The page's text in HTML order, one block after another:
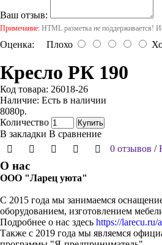
Ваш отзыв:
Примечание: HTML разметка не поддерживается!
Оценка: Плохо
Кресло РК 190
Код товара: 26018-26
Наличие: Есть в наличии
8080р.
Количество
Купить
В закладки В сравнение
0 отзывов /
О нас
ООО "Ларец уюта"
С 2015 года мы занимаемся
оборудованием, изготовлением
Подробнее о нас здесь https://larecu.ru/
Также с 2019 года мы являемся